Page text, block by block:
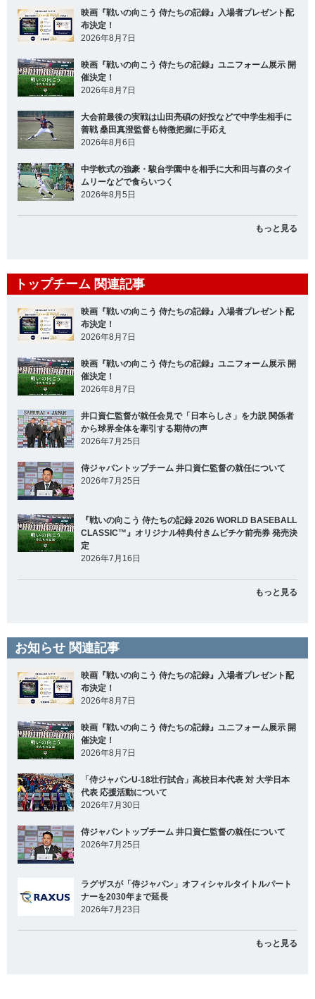
映画『戦いの向こう 侍たちの記録』入場者プレゼント配
布決定！
2026年8月7日
映画『戦いの向こう 侍たちの記録』ユニフォーム展示 開
催決定！
2026年8月7日
大会前最後の実戦は山田亮碩の好投などで中学生相手に
善戦 桑田真澄監督も特徴把握に手応え
2026年8月6日
中学軟式の強豪・駿台学園中を相手に大和田与喜のタイ
ムリーなどで食らいつく
2026年8月5日
もっと見る
トップチーム 関連記事
映画『戦いの向こう 侍たちの記録』入場者プレゼント配
布決定！
2026年8月7日
映画『戦いの向こう 侍たちの記録』ユニフォーム展示 開
催決定！
2026年8月7日
井口資仁監督が就任会見で「日本らしさ」を力説 関係者
から球界全体を牽引する期待の声
2026年7月25日
侍ジャパントップチーム 井口資仁監督の就任について
2026年7月25日
『戦いの向こう 侍たちの記録 2026 WORLD BASEBALL
CLASSIC™』オリジナル特典付きムビチケ前売券 発売決
定
2026年7月16日
もっと見る
お知らせ 関連記事
映画『戦いの向こう 侍たちの記録』入場者プレゼント配
布決定！
2026年8月7日
映画『戦いの向こう 侍たちの記録』ユニフォーム展示 開
催決定！
2026年8月7日
「侍ジャパンU-18壮行試合」高校日本代表 対 大学日本
代表 応援活動について
2026年7月30日
侍ジャパントップチーム 井口資仁監督の就任について
2026年7月25日
ラグザスが「侍ジャパン」オフィシャルタイトルパート
ナーを2030年まで延長
2026年7月23日
もっと見る